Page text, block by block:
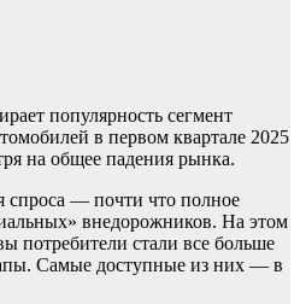
популярность сегмент
в первом квартале 2025
на общее падения рынка.
спроса — почти что полное
внедорожников. На этом
потребители стали все больше
Самые доступные из них — в